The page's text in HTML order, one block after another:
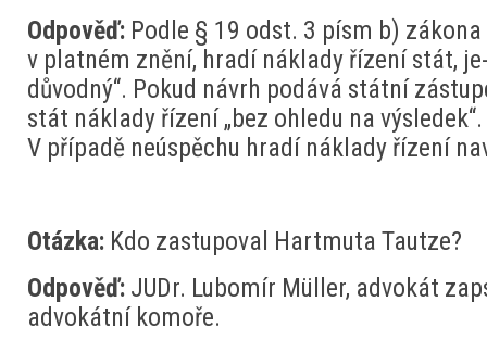
Odpověď: Podle § 19 odst. 3 písm b)
v platném znění, hradí náklady řízení stát,
důvodný“. Pokud návrh podává státní
stát náklady řízení „bez ohledu na
V případě neúspěchu hradí náklady řízení
Otázka: Kdo zastupoval Hartmuta Tautze?
Odpověď: JUDr. Lubomír Müller, advokát
advokátní komoře.